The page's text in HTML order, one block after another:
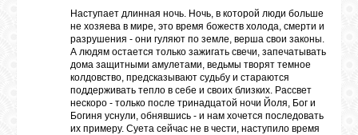
Наступает длинная ночь. Ночь, в которой люди больше
не хозяева в мире, это время божеств холода, смерти и
разрушения - они гуляют по земле, верша свои законы.
А людям остается только зажигать свечи, запечатывать
дома защитными амулетами, ведьмы творят темное
колдовство, предсказывают судьбу и стараются
поддерживать тепло в себе и своих близких. Рассвет
нескоро - только после тринадцатой ночи Йоля, Бог и
Богиня уснули, обнявшись - и нам хочется последовать
их примеру. Суета сейчас не в чести, наступило время